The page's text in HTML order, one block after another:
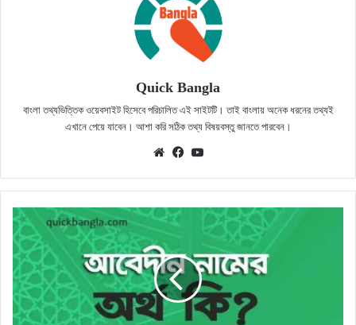
Quick Bangla
বাংলা তথ্যভিত্তিক ওয়েবসাইট হিসেবে পরিচালিত এই সাইটটি। তাই বাংলায় অনেক ধরনের তথ্যই
এখানে পেয়ে যাবেন। আশা করি সঠিক তথ্য বিষয়বস্তু জানতে পারবেন।
WebsiteFacebook
আবেদীন
নামের
অর্থ
কি?
সঠিক
জানুন
(Abedin